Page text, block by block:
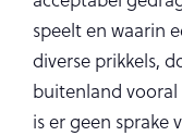
speelt en waarin
diverse prikkels,
buitenland vooral
is er geen sprake